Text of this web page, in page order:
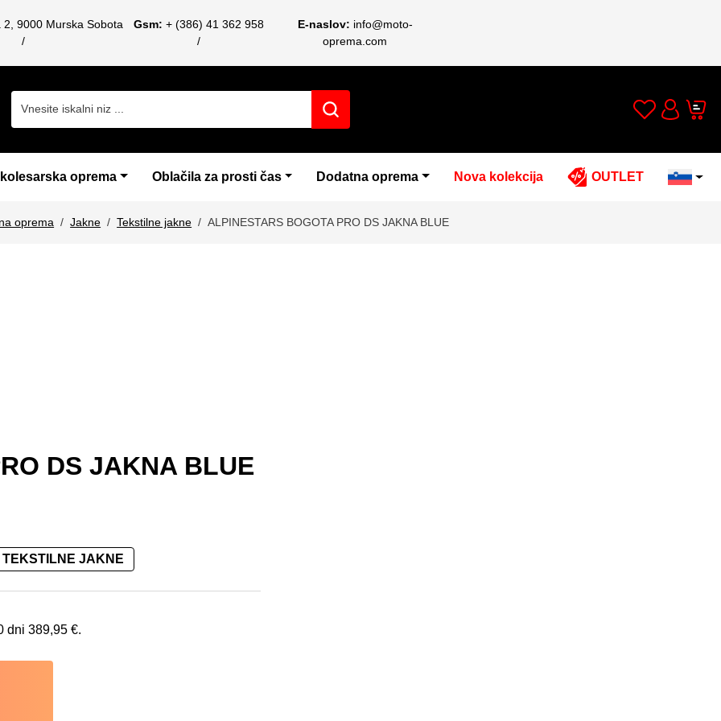
2, 9000 Murska Sobota Gsm: + (386) 41 362 958 E-naslov: info@moto-
oprema.com
Wishlist
Cart
oprema Oblačila za prosti čas Dodatna oprema Nova kolekcija OUTLET
oprema Jakne Tekstilne jakne ALPINESTARS BOGOTA PRO DS JAKNA BLUE
DS JAKNA BLUE
TEKSTILNE JAKNE
dni 389,95 €.